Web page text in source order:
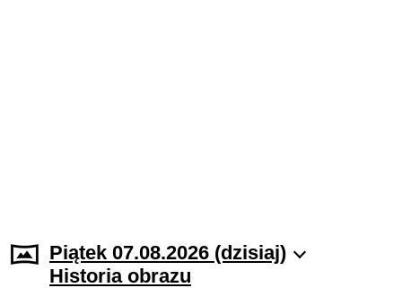
Piątek 07.08.2026 (dzisiaj)
Historia obrazu